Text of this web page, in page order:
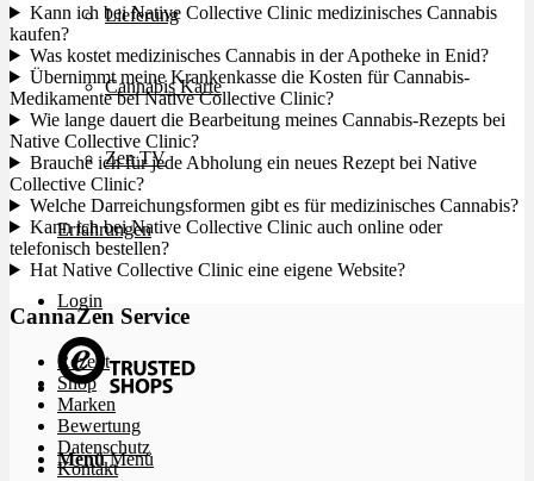
Lieferung
Cannabis Karte
Zen TV
Erfahrungen
Login
Menü Menü
Kann ich bei Native Collective Clinic medizinisches Cannabis
kaufen?
Was kostet medizinisches Cannabis in der Apotheke in Enid?
Übernimmt meine Krankenkasse die Kosten für Cannabis-
Medikamente bei Native Collective Clinic?
Wie lange dauert die Bearbeitung meines Cannabis-Rezepts bei
Native Collective Clinic?
Brauche ich für jede Abholung ein neues Rezept bei Native
Collective Clinic?
Welche Darreichungsformen gibt es für medizinisches Cannabis?
Kann ich bei Native Collective Clinic auch online oder
telefonisch bestellen?
Hat Native Collective Clinic eine eigene Website?
CannaZen Service
Rezept
Shop
Marken
Bewertung
Datenschutz
Kontakt